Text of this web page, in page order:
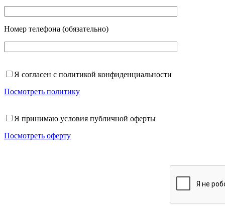
Номер телефона (обязательно)
Я согласен с политикой конфиденциальности
Посмотреть политику
Я принимаю условия публичной оферты
Посмотреть оферту